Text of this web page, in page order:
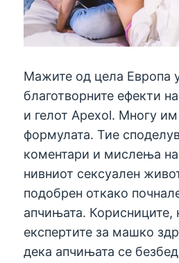
Мажите од цела Европа
благотворните ефекти
и гелот Apexol. Многу им
формулата. Тие
коментари и мислења
нивниот сексуален
подобрен откако
апчињата. Корисниците,
експертите за машко
дека апчињата се